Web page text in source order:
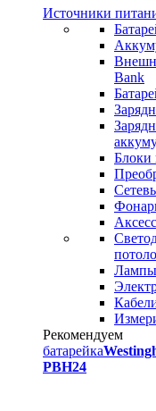
Источники
Bank
Блоки
Лампы
Рекомендуем
батарейка
PBH24